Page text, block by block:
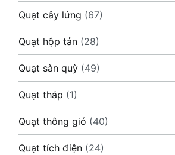
Quạt cây lửng (67)
Quạt hộp tản (28)
Quạt sàn quỳ (49)
Quạt tháp (1)
Quạt thông gió (40)
Quạt tích điện (24)